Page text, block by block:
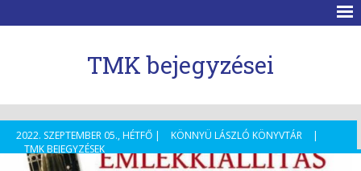
TMK bejegyzései
2022. SZEPTEMBER 05., HÉTFŐ | KÖNNYÜ LÁSZLÓ KÖNYVTÁR
|
TMK BEJEGYZÉSEK